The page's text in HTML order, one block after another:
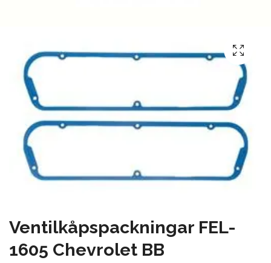
Ventilkåpspackningar FEL-
1605 Chevrolet BB